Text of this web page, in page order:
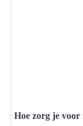
Hoe zorg je voor